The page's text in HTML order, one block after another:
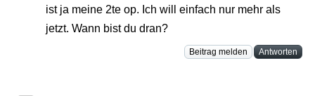
ist ja meine 2te op. Ich will einfach nur mehr als
jetzt. Wann bist du dran?
Beitrag melden Antworten